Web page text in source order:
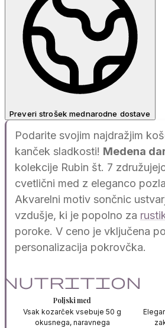
Preveri strošek mednarodne dostave
Podarite svojim najdražjim
kanček sladkosti! Medena
kolekcije Rubin št. 7
cvetlični med z eleganco
Akvarelni motiv sončnic
vzdušje, ki je popolno za
poroke. V ceno je vključena
personalizacija pokrovčka.
nutrition
Poljski med
Vsak kozarček vsebuje 50 g
okusnega, naravnega